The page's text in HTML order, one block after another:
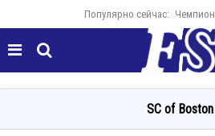
Популярно сейчас:
 
SC of Boston